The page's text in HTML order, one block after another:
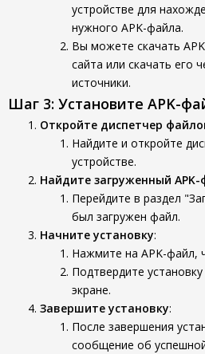
устройстве для
нужного APK-файла.
Вы можете скачать
сайта или скачать его
источники.
Шаг 3: Установите APK-
Откройте диспетчер
Найдите и откройте
устройстве.
Найдите загруженный APK-
Перейдите в раздел
был загружен файл.
Начните установку:
Нажмите на APK-файл,
Подтвердите
экране.
Завершите установку:
После завершения
сообщение об